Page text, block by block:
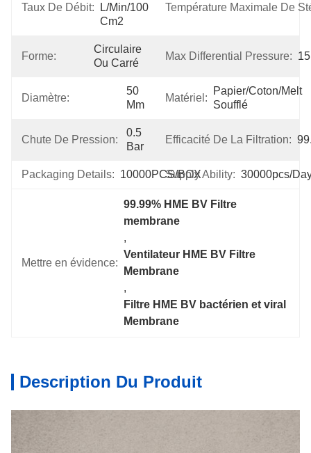
Taux De Débit:
L/min/100
Cm2
Température Maximale De
Forme:
Circulaire
Ou Carré
Max Differential Pressure:
Diamètre:
50
Mm
Matériel:
Papier/coton/melt
Soufflé
Chute De Pression:
0.5
Bar
Efficacité De La Filtration:
Packaging Details: 10000PCS/BOXSupply Ability: 30000pcs/
Mettre en évidence:
99.99% HME BV Filtre
membrane
,
Ventilateur HME BV Filtre
Membrane
,
Filtre HME BV bactérien et viral
Membrane
Description Du Produit